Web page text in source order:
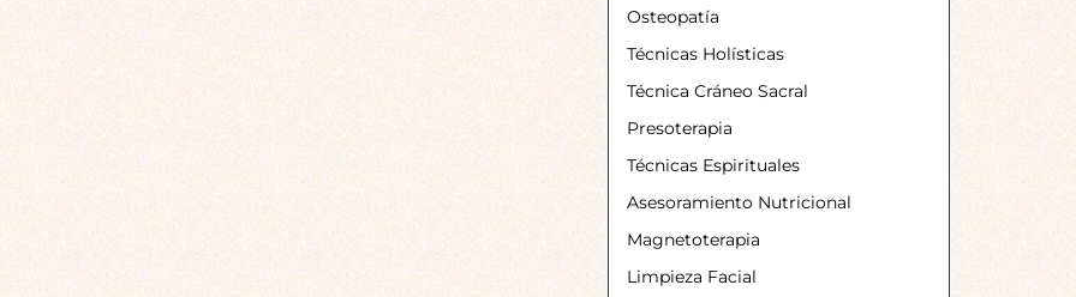
Osteopatía
Técnicas Holísticas
Técnica Cráneo Sacral
Presoterapia
Técnicas Espirituales
Asesoramiento Nutricional
Magnetoterapia
Limpieza Facial